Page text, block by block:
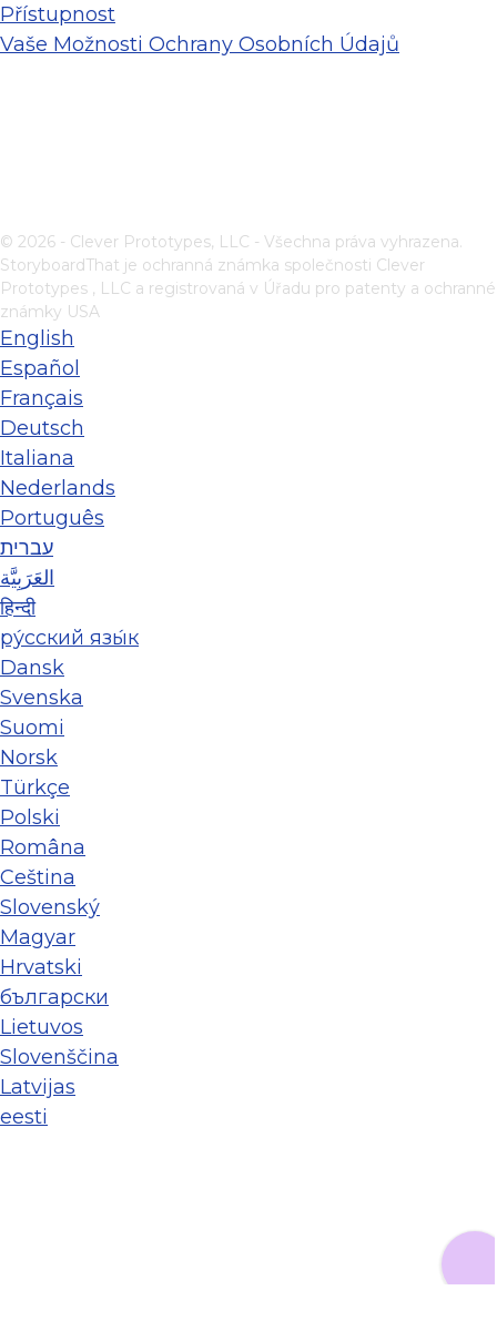
Přístupnost
Vaše Možnosti Ochrany Osobních Údajů
© 2026 - Clever Prototypes, LLC - Všechna práva vyhrazena.
StoryboardThat je ochranná známka společnosti Clever
Prototypes , LLC a registrovaná v Úřadu pro patenty a ochranné
známky USA
English
Español
Français
Deutsch
Italiana
Nederlands
Português
עברית
العَرَبِيَّة
हिन्दी
ру́сский язы́к
Dansk
Svenska
Suomi
Norsk
Türkçe
Polski
Româna
Ceština
Slovenský
Magyar
Hrvatski
български
Lietuvos
Slovenščina
Latvijas
eesti